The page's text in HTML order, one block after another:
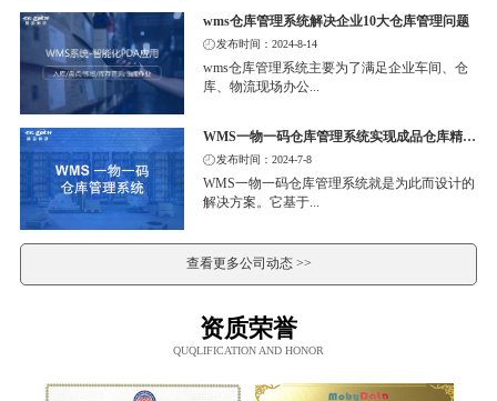
wms仓库管理系统解决企业10大仓库管理问题
发布时间：2024-8-14
wms仓库管理系统主要为了满足企业车间、仓
库、物流现场办公...
WMS一物一码仓库管理系统实现成品仓库精细化管理
发布时间：2024-7-8
WMS一物一码仓库管理系统就是为此而设计的
解决方案。它基于...
查看更多公司动态 >>
资质荣誉
QUQLIFICATION AND HONOR